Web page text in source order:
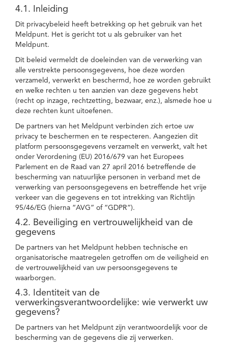
4.1. Inleiding
Dit privacybeleid heeft betrekking op het gebruik van het
Meldpunt. Het is gericht tot u als gebruiker van het
Meldpunt.
Dit beleid vermeldt de doeleinden van de verwerking van
alle verstrekte persoonsgegevens, hoe deze worden
verzameld, verwerkt en beschermd, hoe ze worden gebruikt
en welke rechten u ten aanzien van deze gegevens hebt
(recht op inzage, rechtzetting, bezwaar, enz.), alsmede hoe u
deze rechten kunt uitoefenen.
De partners van het Meldpunt verbinden zich ertoe uw
privacy te beschermen en te respecteren. Aangezien dit
platform persoonsgegevens verzamelt en verwerkt, valt het
onder Verordening (EU) 2016/679 van het Europees
Parlement en de Raad van 27 april 2016 betreffende de
bescherming van natuurlijke personen in verband met de
verwerking van persoonsgegevens en betreffende het vrije
verkeer van die gegevens en tot intrekking van Richtlijn
95/46/EG (hierna “AVG” of “GDPR”).
4.2. Beveiliging en vertrouwelijkheid van de
gegevens
De partners van het Meldpunt hebben technische en
organisatorische maatregelen getroffen om de veiligheid en
de vertrouwelijkheid van uw persoonsgegevens te
waarborgen.
4.3. Identiteit van de
verwerkingsverantwoordelijke: wie verwerkt uw
gegevens?
De partners van het Meldpunt zijn verantwoordelijk voor de
bescherming van de gegevens die zij verwerken.